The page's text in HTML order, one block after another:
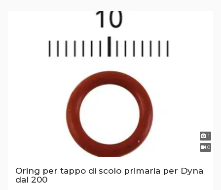
1
0
Oring per tappo di scolo primaria per Dyna
dal 200